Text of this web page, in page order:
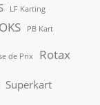
LF Karting
OKS PB Kart
de Prix Rotax
Superkart